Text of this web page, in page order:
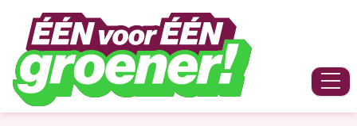
Naar hoofdinhoud
Menu